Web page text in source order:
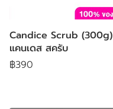
Candice Scrub (300g)
แคนเดส สครับ
฿390